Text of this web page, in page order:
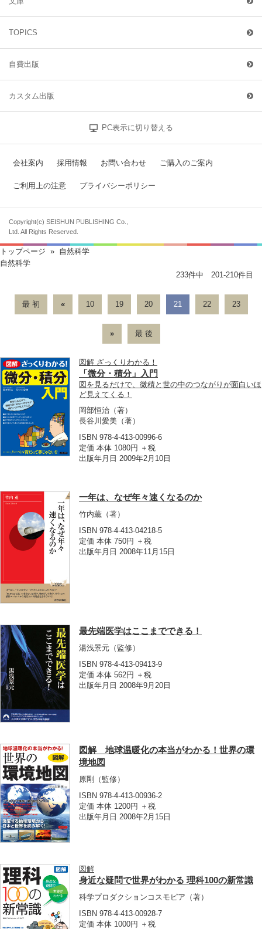
TOPICS
自費出版
カスタム出版
PC表示に切り替える
会社案内 採用情報 お問い合わせ ご購入のご案内
ご利用上の注意 プライバシーポリシー
Copyright(c) SEISHUN PUBLISHING Co.,
Ltd. All Rights Reserved.
トップページ » 自然科学
自然科学
233件中 201-210件目
最 初 « 10 19 20 21 22 23
» 最 後
図解 ざっくりわかる！
「微分・積分」入門
図を見るだけで、微積と世の中のつながりが面白いほ
ど見えてくる！
岡部恒治 （著）
長谷川愛美 （著）
ISBN 978-4-413-00996-6
定価 本体 1080円 ＋税
出版年月日 2009年2月10日
一年は、なぜ年々速くなるのか
竹内薫 （著）
ISBN 978-4-413-04218-5
定価 本体 750円 ＋税
出版年月日 2008年11月15日
最先端医学はここまでできる！
湯浅景元 （監修）
ISBN 978-4-413-09413-9
定価 本体 562円 ＋税
出版年月日 2008年9月20日
図解 地球温暖化の本当がわかる！世界の環
境地図
原剛
（監修）
ISBN 978-4-413-00936-2
定価 本体 1200円 ＋税
出版年月日 2008年2月15日
図解
身近な疑問で世界がわかる 理科100の新常識
科学プロダクションコスモピア （著）
ISBN 978-4-413-00928-7
定価 本体 1000円 ＋税